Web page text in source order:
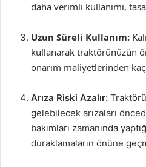
daha verimli kullanımı,
Uzun Süreli Kullanım:
kullanarak traktörünüzün
onarım maliyetlerinden
Arıza Riski Azalır:
gelebilecek arızaları
bakımları zamanında
duraklamaların önüne